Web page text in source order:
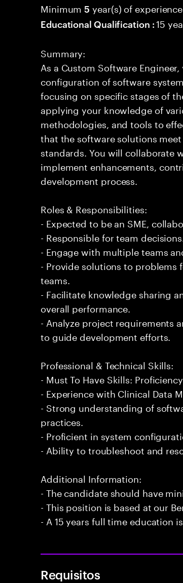
Minimum5 year(s) of
Educational Qualification :15
Summary:
As a Custom Software
configuration of software
focusing on specific stages of
applying your knowledge of
methodologies, and tools to
that the software solutions
standards. You will collaborate
implement enhancements,
development process.
Roles & Responsibilities:
- Expected to be an SME,
- Responsible for team decisions.
- Engage with multiple teams
- Provide solutions to
teams.
- Facilitate knowledge sharing
overall performance.
- Analyze project requirements
to guide development efforts.
Professional & Technical Skills:
- Must To Have Skills:
- Experience with Clinical Data
- Strong understanding of
practices.
- Proficient in system
- Ability to troubleshoot and
Additional Information:
- The candidate should have
- This position is based at our
- A 15 years full time education
Requisitos